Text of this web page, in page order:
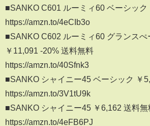
■SANKO C601 ルーミィ60 ベーシック
https://amzn.to/4eCIb3o
■SANKO C602 ルーミィ60 グランスぺ
￥11,091 -20% 送料無料
https://amzn.to/40Sfnk3
■SANKO シャイニー45 ベーシック ￥
https://amzn.to/3V1tU9k
■SANKO シャイニー45 ￥6,162 送料無
https://amzn.to/4eFB6PJ